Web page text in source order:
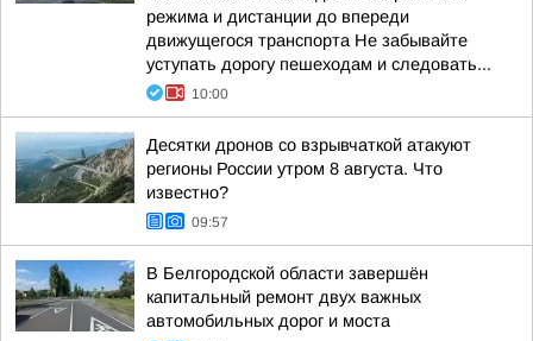
режима и дистанции до впереди
движущегося транспорта Не забывайте
уступать дорогу пешеходам и следовать...
10:00
Десятки дронов со взрывчаткой атакуют
регионы России утром 8 августа. Что
известно?
09:57
В Белгородской области завершён
капитальный ремонт двух важных
автомобильных дорог и моста